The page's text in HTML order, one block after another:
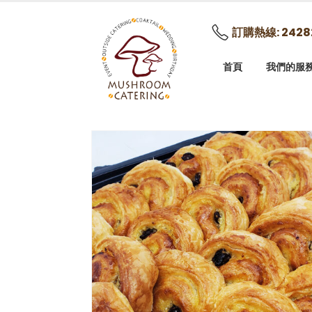
訂購熱線:
首頁 我們的服